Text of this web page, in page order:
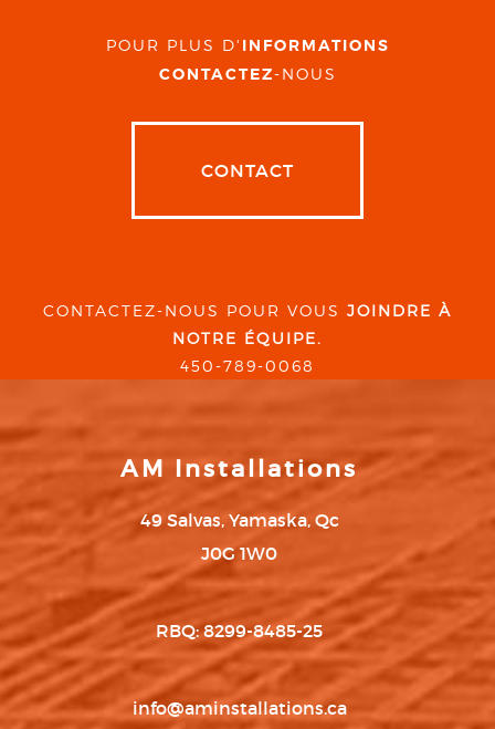
POUR PLUS D' INFORMATIONS
CONTACTEZ-NOUS
CONTACT
CONTACTEZ-NOUS POUR VOUS JOINDRE À
NOTRE ÉQUIPE.
450-789-0068
AM Installations
49 Salvas, Yamaska, Qc
J0G 1W0
RBQ: 8299-8485-25
info@aminstallations.ca